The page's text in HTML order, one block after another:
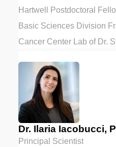
Hartwell Postdoctoral
Basic Sciences Division
Cancer Center Lab of Dr.
Dr. Ilaria Iacobucci,
Principal Scientist